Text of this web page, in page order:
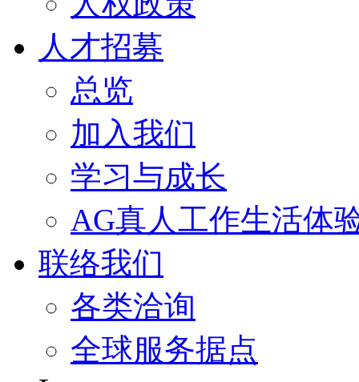
人才招募
总览
加入我们
学习与成长
AG真人工作生活体
联络我们
各类洽询
全球服务据点